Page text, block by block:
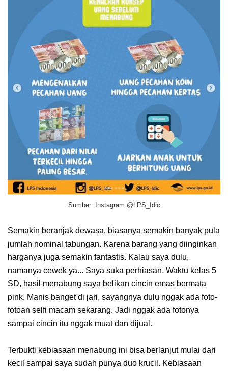
Sumber: Instagram @LPS_Idic
Semakin beranjak dewasa, biasanya semakin banyak pula
jumlah nominal tabungan. Karena barang yang diinginkan
harganya juga semakin fantastis. Kalau saya dulu,
namanya cewek ya... Saya suka perhiasan. Waktu kelas 5
SD, hasil menabung saya belikan cincin emas bermata
pink. Manis banget di jari, sayangnya dulu nggak ada foto-
fotoan selfi macam sekarang. Jadi nggak ada fotonya
sampai cincin itu nggak muat dan dijual.
Terbukti kebiasaan menabung ini bisa berlanjut mulai dari
kecil sampai saya sudah punya duo krucil. Kebiasaan